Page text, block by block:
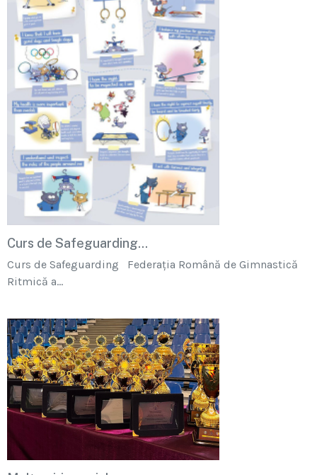
Curs de Safeguarding...
Curs de Safeguarding Federația Română de Gimnastică
Ritmică a...